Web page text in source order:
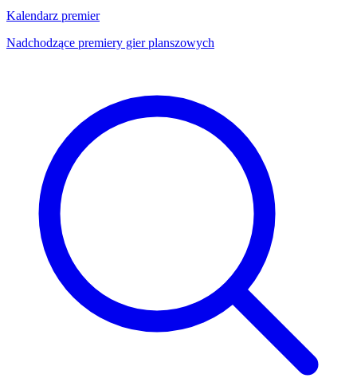
Kalendarz premier
Nadchodzące premiery gier planszowych